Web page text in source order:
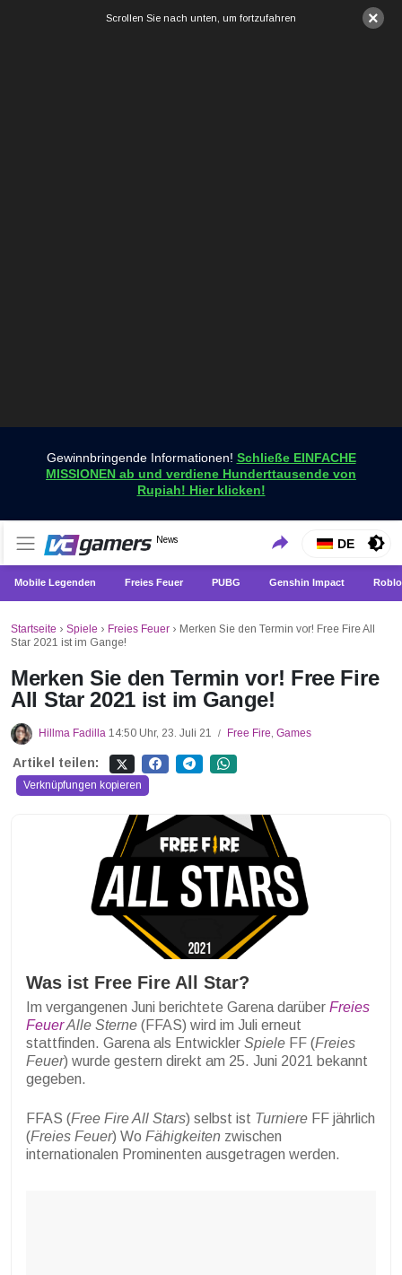
×
Scrollen Sie nach unten, um fortzufahren
Gewinnbringende Informationen! Schließe EINFACHE
MISSIONEN ab und verdiene Hunderttausende von
Rupiah! Hier klicken!
VCGamers-Neuigkeiten
News
Holen Sie sich die neuesten Spielnachrichten nur bei
VCGamers
DE
Mobile Legenden Freies Feuer PUBG Genshin Impact
Startseite › Spiele › Freies Feuer › Merken Sie den Termin vor! Free Fire All
Star 2021 ist im Gange!
Merken Sie den Termin vor! Free Fire
All Star 2021 ist im Gange!
Hillma Fadilla 14:50 Uhr, 23. Juli 21 / Free Fire, Games
Artikel teilen:
Verknüpfungen kopieren
Was ist Free Fire All Star?
Im vergangenen Juni berichtete Garena darüber Freies
FeuerAlle Sterne (FFAS) wird im Juli erneut
stattfinden. Garena als Entwickler Spiele FF (Freies
Feuer) wurde gestern direkt am 25. Juni 2021 bekannt
gegeben.
FFAS (Free Fire All Stars) selbst ist Turniere FF jährlich
(Freies Feuer) Wo Fähigkeiten zwischen
internationalen Prominenten ausgetragen werden.